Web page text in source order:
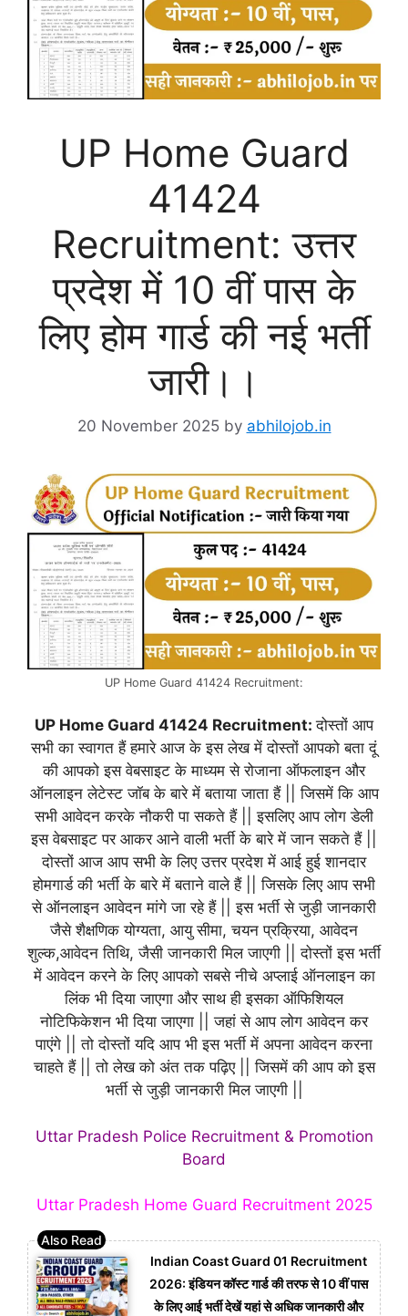
UP Home Guard
41424
Recruitment: उत्तर
प्रदेश में 10 वीं पास के
लिए होम गार्ड की नई भर्ती
जारी।।
20 November 2025 by abhilojob.in
UP Home Guard 41424 Recruitment:
UP Home Guard 41424 Recruitment:दोस्तों आप
सभी का स्वागत हैं हमारे आज के इस लेख में दोस्तों आपको बता दूं
की आपको इस वेबसाइट के माध्यम से रोजाना ऑफलाइन और
ऑनलाइन लेटेस्ट जॉब के बारे में बताया जाता हैं || जिसमें कि आप
सभी आवेदन करके नौकरी पा सकते हैं || इसलिए आप लोग डेली
इस वेबसाइट पर आकर आने वाली भर्ती के बारे में जान सकते हैं ||
दोस्तों आज आप सभी के लिए उत्तर प्रदेश में आई हुई शानदार
होमगार्ड की भर्ती के बारे में बताने वाले हैं || जिसके लिए आप सभी
से ऑनलाइन आवेदन मांगे जा रहे हैं || इस भर्ती से जुड़ी जानकारी
जैसे शैक्षणिक योग्यता, आयु सीमा, चयन प्रक्रिया, आवेदन
शुल्क,आवेदन तिथि, जैसी जानकारी मिल जाएगी || दोस्तों इस भर्ती
में आवेदन करने के लिए आपको सबसे नीचे अप्लाई ऑनलाइन का
लिंक भी दिया जाएगा और साथ ही इसका ऑफिशियल
नोटिफिकेशन भी दिया जाएगा || जहां से आप लोग आवेदन कर
पाएंगे || तो दोस्तों यदि आप भी इस भर्ती में अपना आवेदन करना
चाहते हैं || तो लेख को अंत तक पढ़िए || जिसमें की आप को इस
भर्ती से जुड़ी जानकारी मिल जाएगी ||
Uttar Pradesh Police Recruitment & Promotion
Board
Uttar Pradesh Home Guard Recruitment 2025
Indian Coast Guard 01 Recruitment
2026: इंडियन कॉस्ट गार्ड की तरफ से 10 वीं पास
के लिए आई भर्ती देखें यहां से अधिक जानकारी और